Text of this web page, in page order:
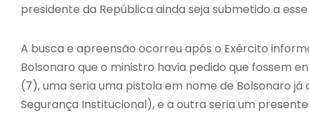
presidente da República ainda seja submetido a
A busca e apreensão ocorreu após o Exército
Bolsonaro que o ministro havia pedido que fossem
(7), uma seria uma pistola em nome de Bolsonaro
Segurança Institucional), e a outra seria um